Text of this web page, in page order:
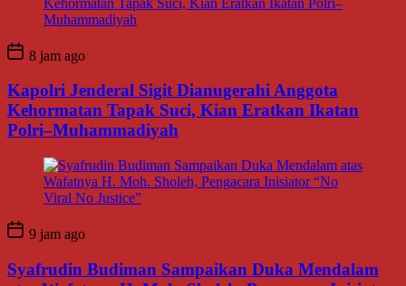
8 jam ago
Kapolri Jenderal Sigit Dianugerahi Anggota
Kehormatan Tapak Suci, Kian Eratkan Ikatan
Polri–Muhammadiyah
9 jam ago
Syafrudin Budiman Sampaikan Duka Mendalam